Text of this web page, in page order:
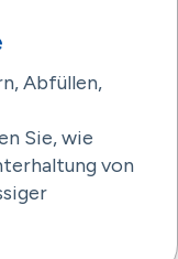
Abfüllen,
Sie, wie
von